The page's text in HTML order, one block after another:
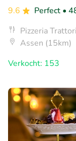
9.6
Perfect •
Pizzeria
Assen (15km)
Verkocht: 153